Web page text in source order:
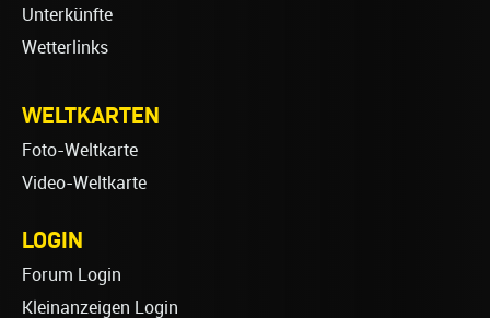
Unterkünfte
Wetterlinks
WELTKARTEN
Foto-Weltkarte
Video-Weltkarte
LOGIN
Forum Login
Kleinanzeigen Login